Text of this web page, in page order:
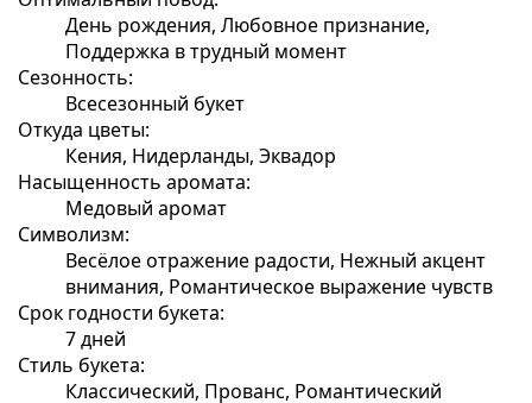
День рождения, Любовное признание,
Поддержка в трудный момент
Сезонность:
Всесезонный букет
Откуда цветы:
Кения, Нидерланды, Эквадор
Насыщенность аромата:
Медовый аромат
Символизм:
Весёлое отражение радости, Нежный акцент
внимания, Романтическое выражение чувств
Срок годности букета:
7 дней
Стиль букета:
Классический, Прованс, Романтический